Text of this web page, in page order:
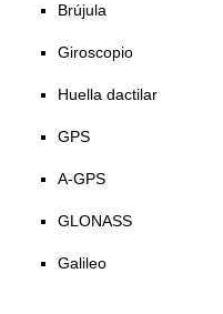
Brújula
Giroscopio
Huella dactilar
GPS
A-GPS
GLONASS
Galileo